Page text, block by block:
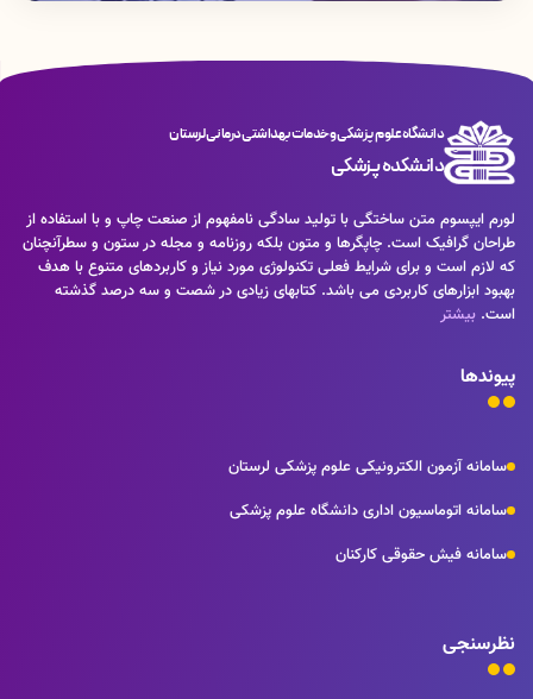
دانشگاه علوم پزشکی و خدمات بهداشتی درمانی لرستان
دانشکده پزشکی
لورم ایپسوم متن ساختگی با تولید سادگی نامفهوم از صنعت چاپ و با استفاده از
طراحان گرافیک است. چاپگرها و متون بلکه روزنامه و مجله در ستون و سطرآنچنان
که لازم است و برای شرایط فعلی تکنولوژی مورد نیاز و کاربردهای متنوع با هدف
بهبود ابزارهای کاربردی می باشد. کتابهای زیادی در شصت و سه درصد گذشته
است. بیشتر
پیوندها
سامانه آزمون الکترونیکی علوم پزشکی لرستان
سامانه اتوماسیون اداری دانشگاه علوم پزشکی
سامانه فیش حقوقی کارکنان
نظرسنجی